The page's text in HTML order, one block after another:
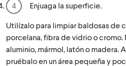
Enjuaga la superficie.
Utilízalo para limpiar baldosas de
porcelana, fibra de vidrio o cromo.
aluminio, mármol, latón o madera.
pruébalo en un área pequeña y